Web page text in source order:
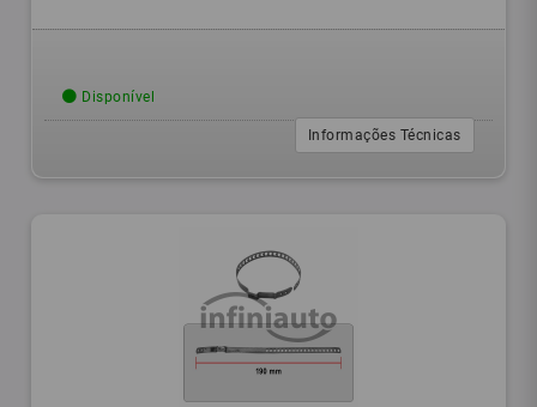
Disponível
Informações Técnicas